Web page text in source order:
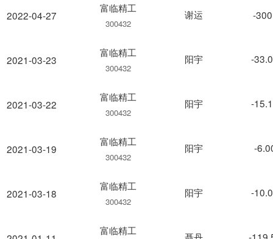
2022-04-27
2021-03-23
2021-03-22
2021-03-19
2021-03-18
富临精工
300432
谢运 -
富临精工
300432
阳宇 -
富临精工
300432
阳宇 -
富临精工
300432
阳宇 -
富临精工
300432
阳宇 -
富临精工